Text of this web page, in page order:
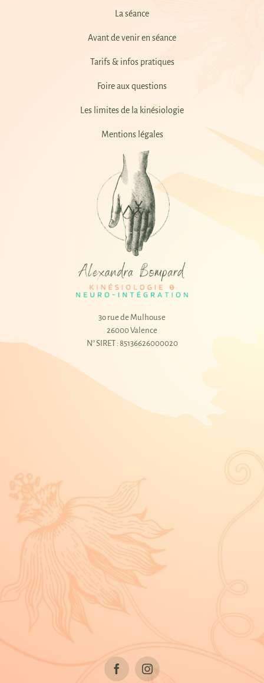
La séance
Avant de venir en séance
Tarifs & infos pratiques
Foire aux questions
Les limites de la kinésiologie
Mentions légales
3o rue de Mulhouse
26000 Valence
N° SIRET : 85136626000020